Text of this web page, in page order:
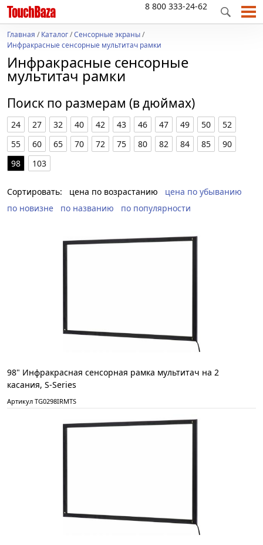
8 800 333-24-62
Главная /Каталог/Сенсорные экраны/
Инфракрасные сенсорные мультитач рамки
Инфракрасные сенсорные
мультитач рамки
Поиск по размерам (в дюймах)
24 27 32 40 42 43 46 47 49 50
52
55
60 65 70 72 75 80 82 84 85
90
98
103
Сортировать: цена по возрастанию
цена по убыванию
по новизне
по названию по популярности
98" Инфракрасная сенсорная рамка мультитач на 2
касания, S-Series
Артикул TG0298IRMTS